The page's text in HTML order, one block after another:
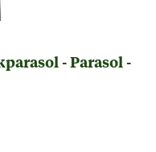
- Parasol -